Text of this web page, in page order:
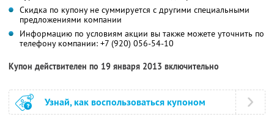
Скидка по купону не суммируется с другими специальными
предложениями компании
Информацию по условиям акции вы также можете уточнить по
телефону компании: +7 (920) 056-54-10
Купон действителен по 19 января 2013 включительно
Узнай, как воспользоваться купоном